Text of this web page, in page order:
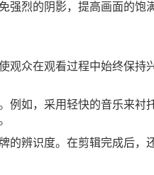
强烈的阴影，提高画面的饱
观众在观看过程中始终保持
例如，采用轻快的音乐来衬
辨识度。在剪辑完成后，